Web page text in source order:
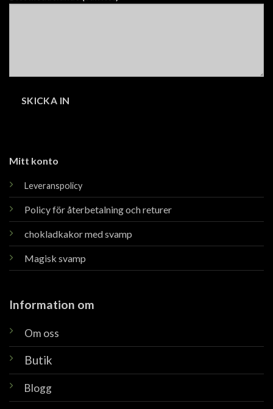
Mitt konto
Leveranspolicy
Policy för återbetalning och returer
chokladkakor med svamp
Magisk svamp
Information om
Om oss
Butik
Blogg